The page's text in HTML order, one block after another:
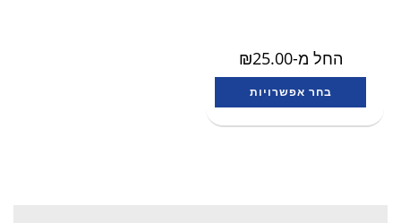
החל מ- ₪25.00
בחר אפשרויות